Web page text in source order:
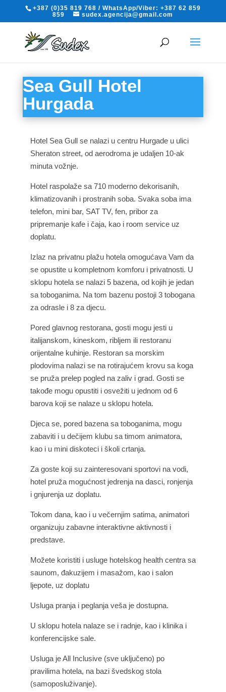
+387 (0)35 819 768 / WhatsApp/Viber: +387 62 859
859
sudex.agencija@gmail.com
Sea Gull Hotel
Hurgada
Hotel Sea Gull se nalazi u centru Hurgade u ulici
Sheraton street, od aerodroma je udaljen 10-ak
minuta vožnje.
Hotel raspolaže sa 710 moderno dekorisanih,
klimatizovanih i prostranih soba. Svaka soba ima
telefon, mini bar, SAT TV, fen, pribor za
pripremanje kafe i čaja, kao i room service uz
doplatu.
Izlaz na privatnu plažu hotela omogućava Vam da
se opustite u kompletnom komforu i privatnosti. U
sklopu hotela se nalazi 5 bazena, od kojih je jedan
sa toboganima. Na tom bazenu postoji 3 tobogana
za odrasle i 8 za djecu.
Pored glavnog restorana, gosti mogu jesti u
italijanskom, kineskom, ribljem ili restoranu
orijentalne kuhinje. Restoran sa morskim
plodovima nalazi se na rotirajućem krovu sa koga
se pruža prelep pogled na zaliv i grad. Gosti se
takođe mogu opustiti i osvežiti u jednom od 6
barova koji se nalaze u sklopu hotela.
Djeca se, pored bazena sa toboganima, mogu
zabaviti i u dečijem klubu sa timom animatora,
kao i u mini diskoteci i školi crtanja.
Za goste koji su zainteresovani sportovi na vodi,
hotel pruža mogućnost jedrenja na dasci, ronjenja
i gnjurenja uz doplatu.
Tokom dana, kao i u večernjim satima, animatori
organizuju zabavne interaktivne aktivnosti i
predstave.
Možete koristiti i usluge hotelskog health centra sa
saunom, đakuzijem i masažom, kao i salon
ljepote, uz doplatu
Usluga pranja i peglanja veša je dostupna.
U sklopu hotela nalaze se i radnje, kao i klinika i
konferencijske sale.
Usluga je All Inclusive (sve uključeno) po
pravilima hotela, na bazi švedskog stola
(samoposluživanje).